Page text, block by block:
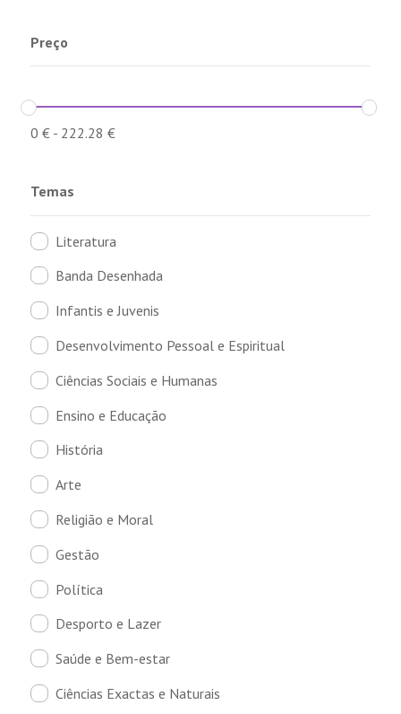
Preço
0 €- 222.28 €
Temas
Literatura
Banda Desenhada
Infantis e Juvenis
Desenvolvimento Pessoal e Espiritual
Ciências Sociais e Humanas
Ensino e Educação
História
Arte
Religião e Moral
Gestão
Política
Desporto e Lazer
Saúde e Bem-estar
Ciências Exactas e Naturais